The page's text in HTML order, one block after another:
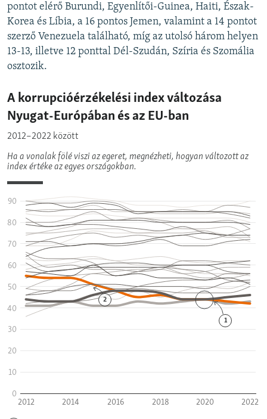
pontot elérő Burundi, Egyenlítői-Guinea, Haiti, Észak-
Korea és Líbia, a 16 pontos Jemen, valamint a 14 pontot
szerző Venezuela található, míg az utolsó három helyen
13-13, illetve 12 ponttal Dél-Szudán, Szíria és Szomália
osztozik.